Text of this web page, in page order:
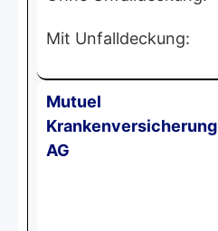
Mit Unfalldeckung:
Mutuel
Krankenversicherung
AG